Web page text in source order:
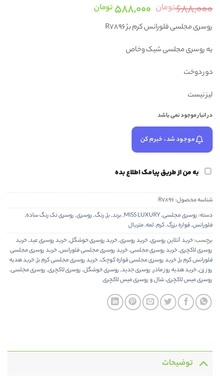
۶۸۸,۰۰۰تومان قیمت
اصلی:
۶۸۸,۰۰۰ تومان
بود.
۵۸۸,۰۰۰تومانقیمت
روسری مجلسی فلورانس کرم بژ R7896
یه روسری مجلسی شیک وخاص
دور دوخت
لیز نیست
در انبار موجود نمی باشد
موجود شد، خبرم کن
به من از طریق پیامک اطلاع بده
شناسه محصول: R7896
دسته: روسری مجلسی,
MISS LUXURY
,برند,بژ,رنگ,روسری,روسری تک رنگ ساده,
فلورانس,قواره بزرگ,کرم,لمه,متریال
برچسب:خرید آنلاین روسری,خرید روسری,خرید روسری خوشگل,خرید روسری عید,خرید
روسری لاکچری,خرید روسری مجلسی,خرید روسری مجلسی فلورانس,خرید روسری مجلسی
فلورانس کرم بژ,خرید روسری مجلسی قواره کوچک,خرید روسری مجلسی کرم بژ,خرید هدیه
روز زن,خرید هدیه روز مادر,روسری جدید,روسری خوشگل,روسری لاکچری,روسری مجلسی,
روسری میس لاکچری,شال و روسری میس لاکچری
توضیحات